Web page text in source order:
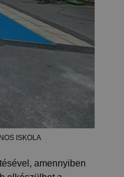
ISKOLA
amennyiben